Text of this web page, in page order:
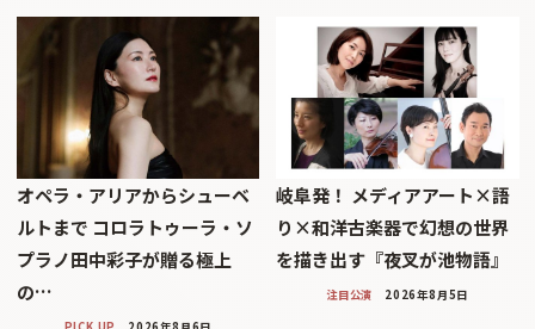
オペラ・アリアからシューベ
ルトまで コロラトゥーラ・ソ
プラノ田中彩子が贈る極上
の…
岐阜発！ メディアアート×語
り×和洋古楽器で幻想の世界
を描き出す『夜叉が池物語』
注目公演 2026年8月5日